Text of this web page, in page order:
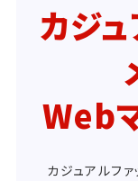
カジ
Web
カジュアルフ